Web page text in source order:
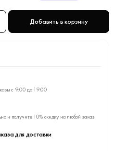
Добавить в корзину
с 9:00 до 19:00
и получите 10% скидку на любой заказ.
для доставки